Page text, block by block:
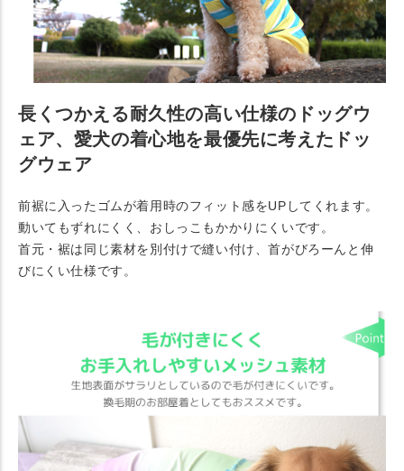
長くつかえる耐久性の高い仕様のドッグウ
ェア、愛犬の着心地を最優先に考えたドッ
グウェア
前裾に入ったゴムが着用時のフィット感をUPしてくれます。
動いてもずれにくく、おしっこもかかりにくいです。
首元・裾は同じ素材を別付けで縫い付け、首がびろーんと伸
びにくい仕様です。